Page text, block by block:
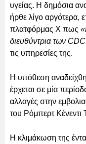
υγείας. Η δημόσια
ήρθε λίγο αργότερα,
πλατφόρμας X πως
διευθύντρια των
τις υπηρεσίες της.
Η υπόθεση
έρχεται σε μία
αλλαγές στην
του Ρόμπερτ Κένεντι
Η κλιμάκωση της